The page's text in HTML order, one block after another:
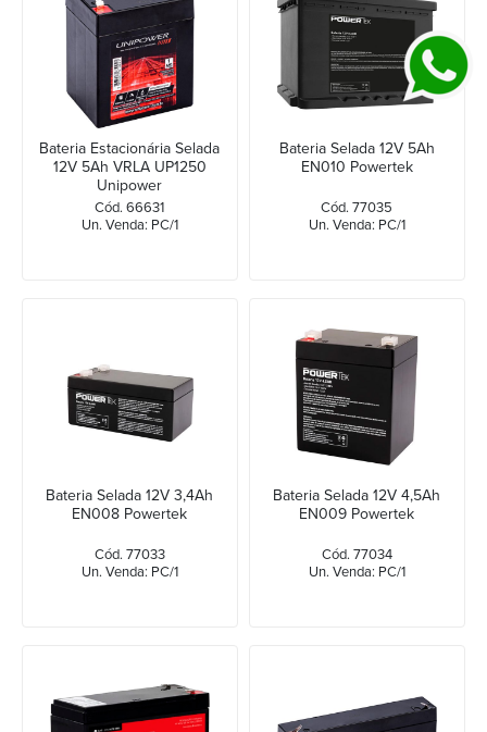
Bateria Estacionária Selada
12V 5Ah VRLA UP1250
Unipower
Cód. 66631
Un. Venda: PC/1
Bateria Selada 12V 5Ah
EN010 Powertek
Cód. 77035
Un. Venda: PC/1
Bateria Selada 12V 3,4Ah
EN008 Powertek
Cód. 77033
Un. Venda: PC/1
Bateria Selada 12V 4,5Ah
EN009 Powertek
Cód. 77034
Un. Venda: PC/1